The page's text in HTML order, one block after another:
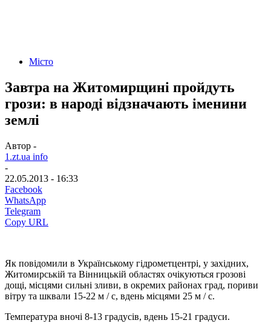
Місто
Завтра на Житомирщині пройдуть
грози: в народі відзначають іменини
землі
Автор -
1.zt.ua info
-
22.05.2013 - 16:33
Facebook
WhatsApp
Telegram
Copy URL
Як повідомили в Українському гідрометцентрі, у західних,
Житомирській та Вінницькій областях очікуються грозові
дощі, місцями сильні зливи, в окремих районах град, пориви
вітру та шквали 15-22 м / с, вдень місцями 25 м / с.
Температура вночі 8-13 градусів, вдень 15-21 градуси.